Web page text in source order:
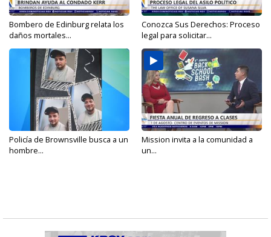
Bombero de Edinburg relata los
daños mortales...
Conozca Sus Derechos: Proceso
legal para solicitar...
Policía de Brownsville busca a un
hombre...
Mission invita a la comunidad a
un...